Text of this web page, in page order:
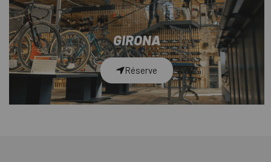
GIRONA
Réserve